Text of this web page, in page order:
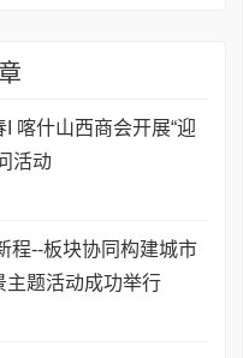
喀什山西商会开展“迎
活动
程--板块协同构建城市
主题活动成功举行